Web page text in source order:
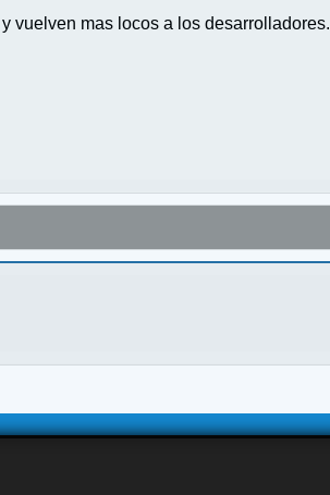
vuelven mas locos a los desarrolladores.